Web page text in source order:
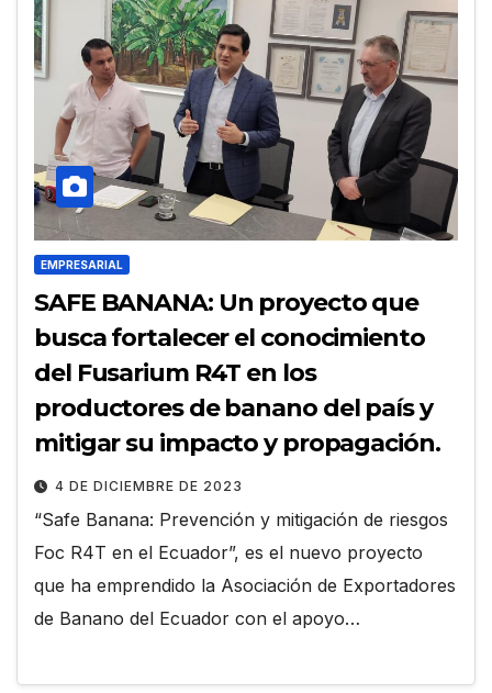
EMPRESARIAL
SAFE BANANA: Un proyecto que
busca fortalecer el conocimiento
del Fusarium R4T en los
productores de banano del país y
mitigar su impacto y propagación.
4 DE DICIEMBRE DE 2023
“Safe Banana: Prevención y mitigación de riesgos
Foc R4T en el Ecuador”, es el nuevo proyecto
que ha emprendido la Asociación de Exportadores
de Banano del Ecuador con el apoyo…